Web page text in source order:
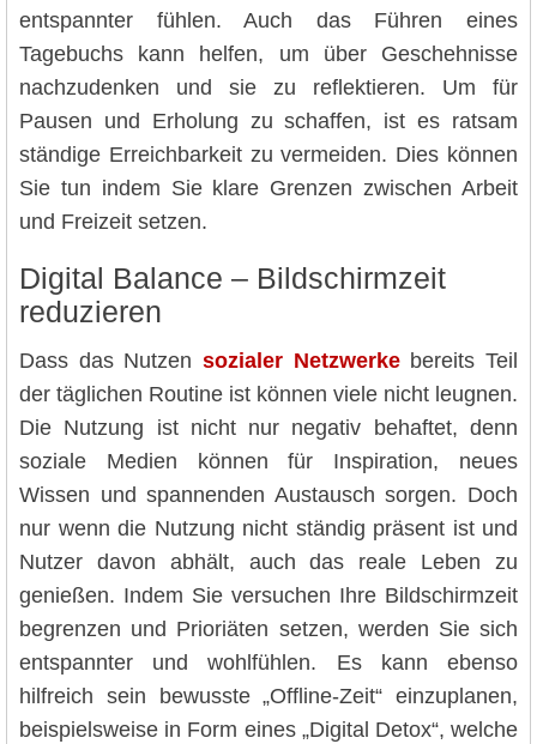
entspannter fühlen. Auch das Führen eines
Tagebuchs kann helfen, um über Geschehnisse
nachzudenken und sie zu reflektieren. Um für
Pausen und Erholung zu schaffen, ist es ratsam
ständige Erreichbarkeit zu vermeiden. Dies können
Sie tun indem Sie klare Grenzen zwischen Arbeit
und Freizeit setzen.
Digital Balance – Bildschirmzeit
reduzieren
Dass das Nutzen sozialer Netzwerkebereits Teil
der täglichen Routine ist können viele nicht leugnen.
Die Nutzung ist nicht nur negativ behaftet, denn
soziale Medien können für Inspiration, neues
Wissen und spannenden Austausch sorgen. Doch
nur wenn die Nutzung nicht ständig präsent ist und
Nutzer davon abhält, auch das reale Leben zu
genießen. Indem Sie versuchen Ihre Bildschirmzeit
begrenzen und Prioriäten setzen, werden Sie sich
entspannter und wohlfühlen. Es kann ebenso
hilfreich sein bewusste „Offline-Zeit“ einzuplanen,
beispielsweise in Form eines „Digital Detox“, welche